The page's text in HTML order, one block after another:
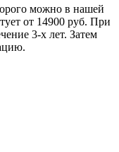
можно в нашей
от 14900 руб. При
3-х лет. Затем